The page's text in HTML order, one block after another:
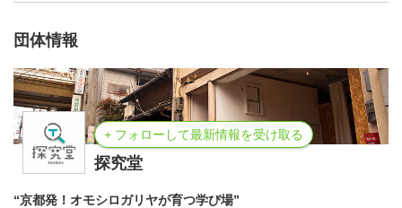
分発揮してもらいたいと考えています。
まずは時間帯や内容の希望を伺い、他スタッフとの配置バ
ランスを考慮したうえで、いずれか1クラスに参加してい
ただくことになります。
団体情報
+ フォローして最新情報を受け取る
探究堂
“京都発！オモシロガリヤが育つ学び場”